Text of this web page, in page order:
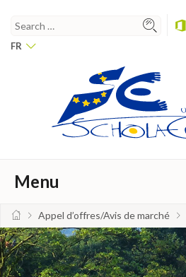
FR
Menu
Appel d’offres/Avis de marché